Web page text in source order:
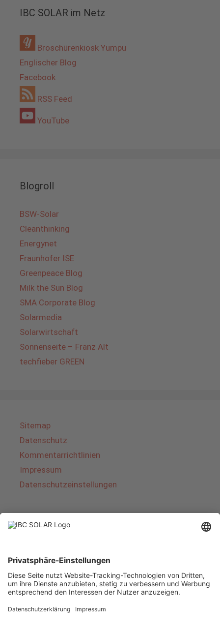
IBC SOLAR im Netz
Broschürenkiosk Yumpu
Englischer Blog
Facebook
RSS Feed
YouTube
Blogroll
BSW-Solar
Cleanthinking
Energynet
Fraunhofer ISE
Greenpeace Blog
Milk the Sun Blog
SMA Corporate Blog
Solarmedia
Solarwirtschaft
Sonnenseite – Franz Alt
techfieber GREEN
Sitemap
Datenschutz
Kommentarrichtlinien
Impressum
Datenschutzeinstellungen
Über IBC SOLAR
von Energielösungen und Dienstleistungen im
Bereich Photovoltaik und Speicher. Das
Unternehmen bietet Komplettsysteme an und
deckt das gesamte Spektrum von der Planung
bis zur schlüsselfertigen Übergabe von